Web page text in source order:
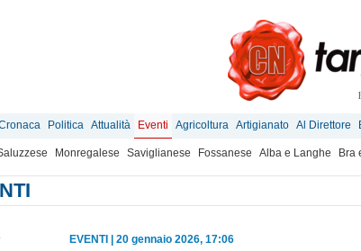
Politica Attualità Eventi Agricoltura Artigianato Al Direttore
Monregalese Saviglianese Fossanese Alba e Langhe Bra
EVENTI 20 gennaio 2026, 17:06